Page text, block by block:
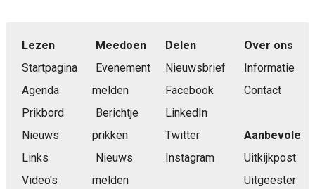
Lezen
Startpagina
Agenda
Prikbord
Nieuws
Links
Video's
Meedoen
Evenement
melden
Berichtje
prikken
Nieuws
melden
Delen
Nieuwsbrief
Facebook
LinkedIn
Twitter
Instagram
Over ons
Informatie
Contact
Aanbevolen
Uitkijkpost
Uitgeester